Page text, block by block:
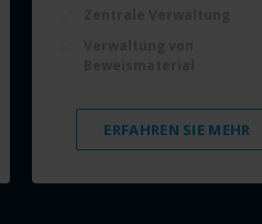
ERFAHREN SIE MEHR